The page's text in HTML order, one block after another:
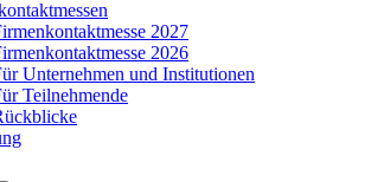
2027
2026
Unternehmen und Institutionen
Teilnehmende